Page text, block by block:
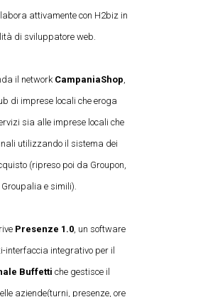
attivamente con H2biz in
di sviluppatore web.
il network CampaniaShop,
di imprese locali che eroga
sia alle imprese locali che
utilizzando il sistema dei
(ripreso poi da Groupon,
Groupalia e simili).
Presenze 1.0, un software
interfaccia integrativo per il
Buffetti che gestisce il
aziende(turni, presenze, ore